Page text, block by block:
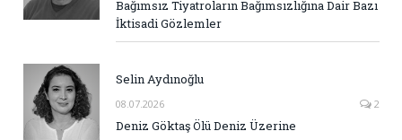
Bağımsız Tiyatroların Bağımsızlığına Dair Bazı
İktisadi Gözlemler
Selin Aydınoğlu
08.07.2026 2
Deniz Göktaş Ölü Deniz Üzerine